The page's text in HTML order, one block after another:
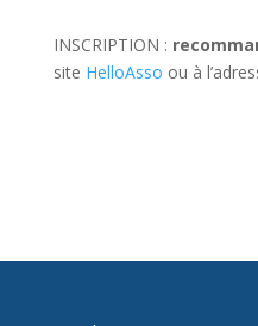
INSCRIPTION :
site HelloAsso ou à